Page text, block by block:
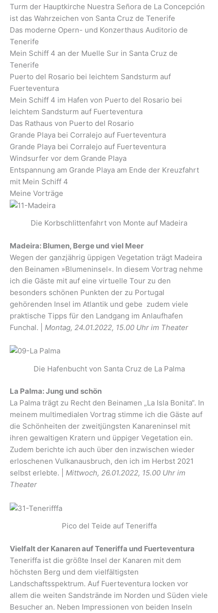
Turm der Hauptkirche Nuestra Señora de La Concepción
ist das Wahrzeichen von Santa Cruz de Tenerife
Das moderne Opern- und Konzerthaus Auditorio de
Tenerife
Mein Schiff 4 an der Muelle Sur in Santa Cruz de
Tenerife
Puerto del Rosario bei leichtem Sandsturm auf
Fuerteventura
Mein Schiff 4 im Hafen von Puerto del Rosario bei
leichtem Sandsturm auf Fuerteventura
Das Rathaus von Puerto del Rosario
Grande Playa bei Corralejo auf Fuerteventura
Grande Playa bei Corralejo auf Fuerteventura
Windsurfer vor dem Grande Playa
Entspannung am Grande Playa am Ende der Kreuzfahrt
mit Mein Schiff 4
Meine Vorträge
Die Korbschlittenfahrt von Monte auf Madeira
Madeira: Blumen, Berge und viel Meer
Wegen der ganzjährig üppigen Vegetation trägt Madeira
den Beinamen »Blumeninsel«. In diesem Vortrag nehme
ich die Gäste mit auf eine virtuelle Tour zu den
besonders schönen Punkten der zu Portugal
gehörenden Insel im Atlantik und gebe zudem viele
praktische Tipps für den Landgang im Anlaufhafen
Funchal. | Montag, 24.01.2022, 15.00 Uhr im Theater
Die Hafenbucht von Santa Cruz de La Palma
La Palma: Jung und schön
La Palma trägt zu Recht den Beinamen „La Isla Bonita“. In
meinem multimedialen Vortrag stimme ich die Gäste auf
die Schönheiten der zweitjüngsten Kanareninsel mit
ihren gewaltigen Kratern und üppiger Vegetation ein.
Zudem berichte ich auch über den inzwischen wieder
erloschenen Vulkanausbruch, den ich im Herbst 2021
selbst erlebte. |
Mittwoch, 26.01.2022, 15.00 Uhr im
Theater
Pico del Teide auf Teneriffa
Vielfalt der Kanaren auf Teneriffa und Fuerteventura
Teneriffa ist die größte Insel der Kanaren mit dem
höchsten Berg und dem vielfältigsten
Landschaftsspektrum. Auf Fuerteventura locken vor
allem die weiten Sandstrände im Norden und Süden viele
Besucher an. Neben Impressionen von beiden Inseln